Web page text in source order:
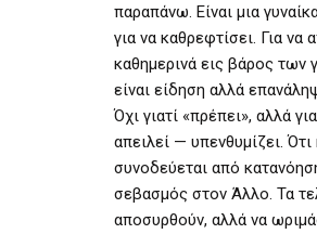
παραπάνω. Είναι μια
για να καθρεφτίσει. Για
καθημερινά εις βάρος των
είναι είδηση αλλά
Όχι γιατί «πρέπει», αλλά
απειλεί — υπενθυμίζει.
συνοδεύεται από
σεβασμός στον Άλλο. Τα
αποσυρθούν, αλλά να